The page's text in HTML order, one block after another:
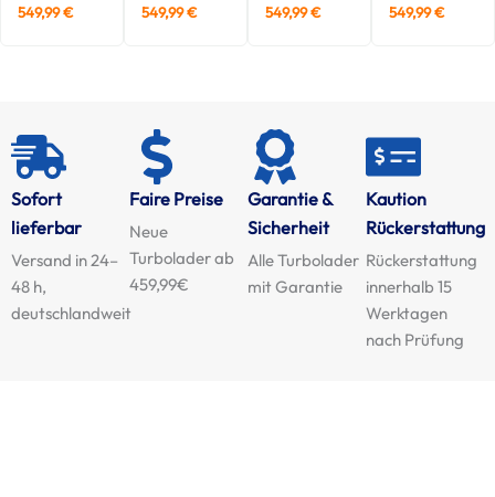
549,99€ 549,99€ 549,99€ 549,99€
Sofort
lieferbar
Versand in 24–
48 h,
deutschlandweit
Faire Preise
Neue
Turbolader ab
459,99€
Garantie &
Sicherheit
Alle Turbolader
mit Garantie
Kaution
Rückerstattung
Rückerstattung
innerhalb 15
Werktagen
nach Prüfung